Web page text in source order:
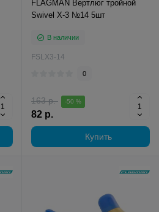
FLAGMAN Вертлюг тройной
Swivel X-3 №14 5шт
В наличии
FSLX3-14
0
163 р. -50 %
82 р.
Купить